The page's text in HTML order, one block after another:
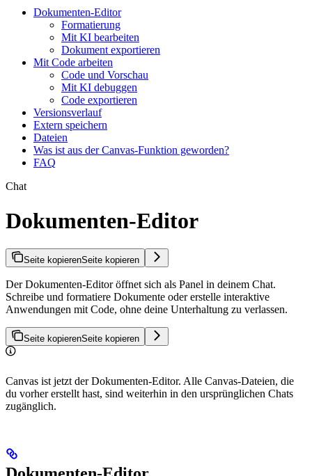
Dokumenten-Editor
Formatierung
Mit KI bearbeiten
Dokument exportieren
Mit Code arbeiten
Code und Vorschau
Mit KI debuggen
Code exportieren
Versionsverlauf
Extern speichern
Dateien
Was ist aus der Canvas-Funktion geworden?
FAQ
Chat
Dokumenten-Editor
Seite kopierenSeite kopieren
Der Dokumenten-Editor öffnet sich als Panel in deinem Chat.
Schreibe und formatiere Dokumente oder erstelle interaktive
Anwendungen mit Code, ohne deine Unterhaltung zu verlassen.
Seite kopierenSeite kopieren
Canvas ist jetzt der Dokumenten-Editor. Alle Canvas-Dateien, die
du vorher erstellt hast, sind weiterhin in den ursprünglichen Chats
zugänglich.